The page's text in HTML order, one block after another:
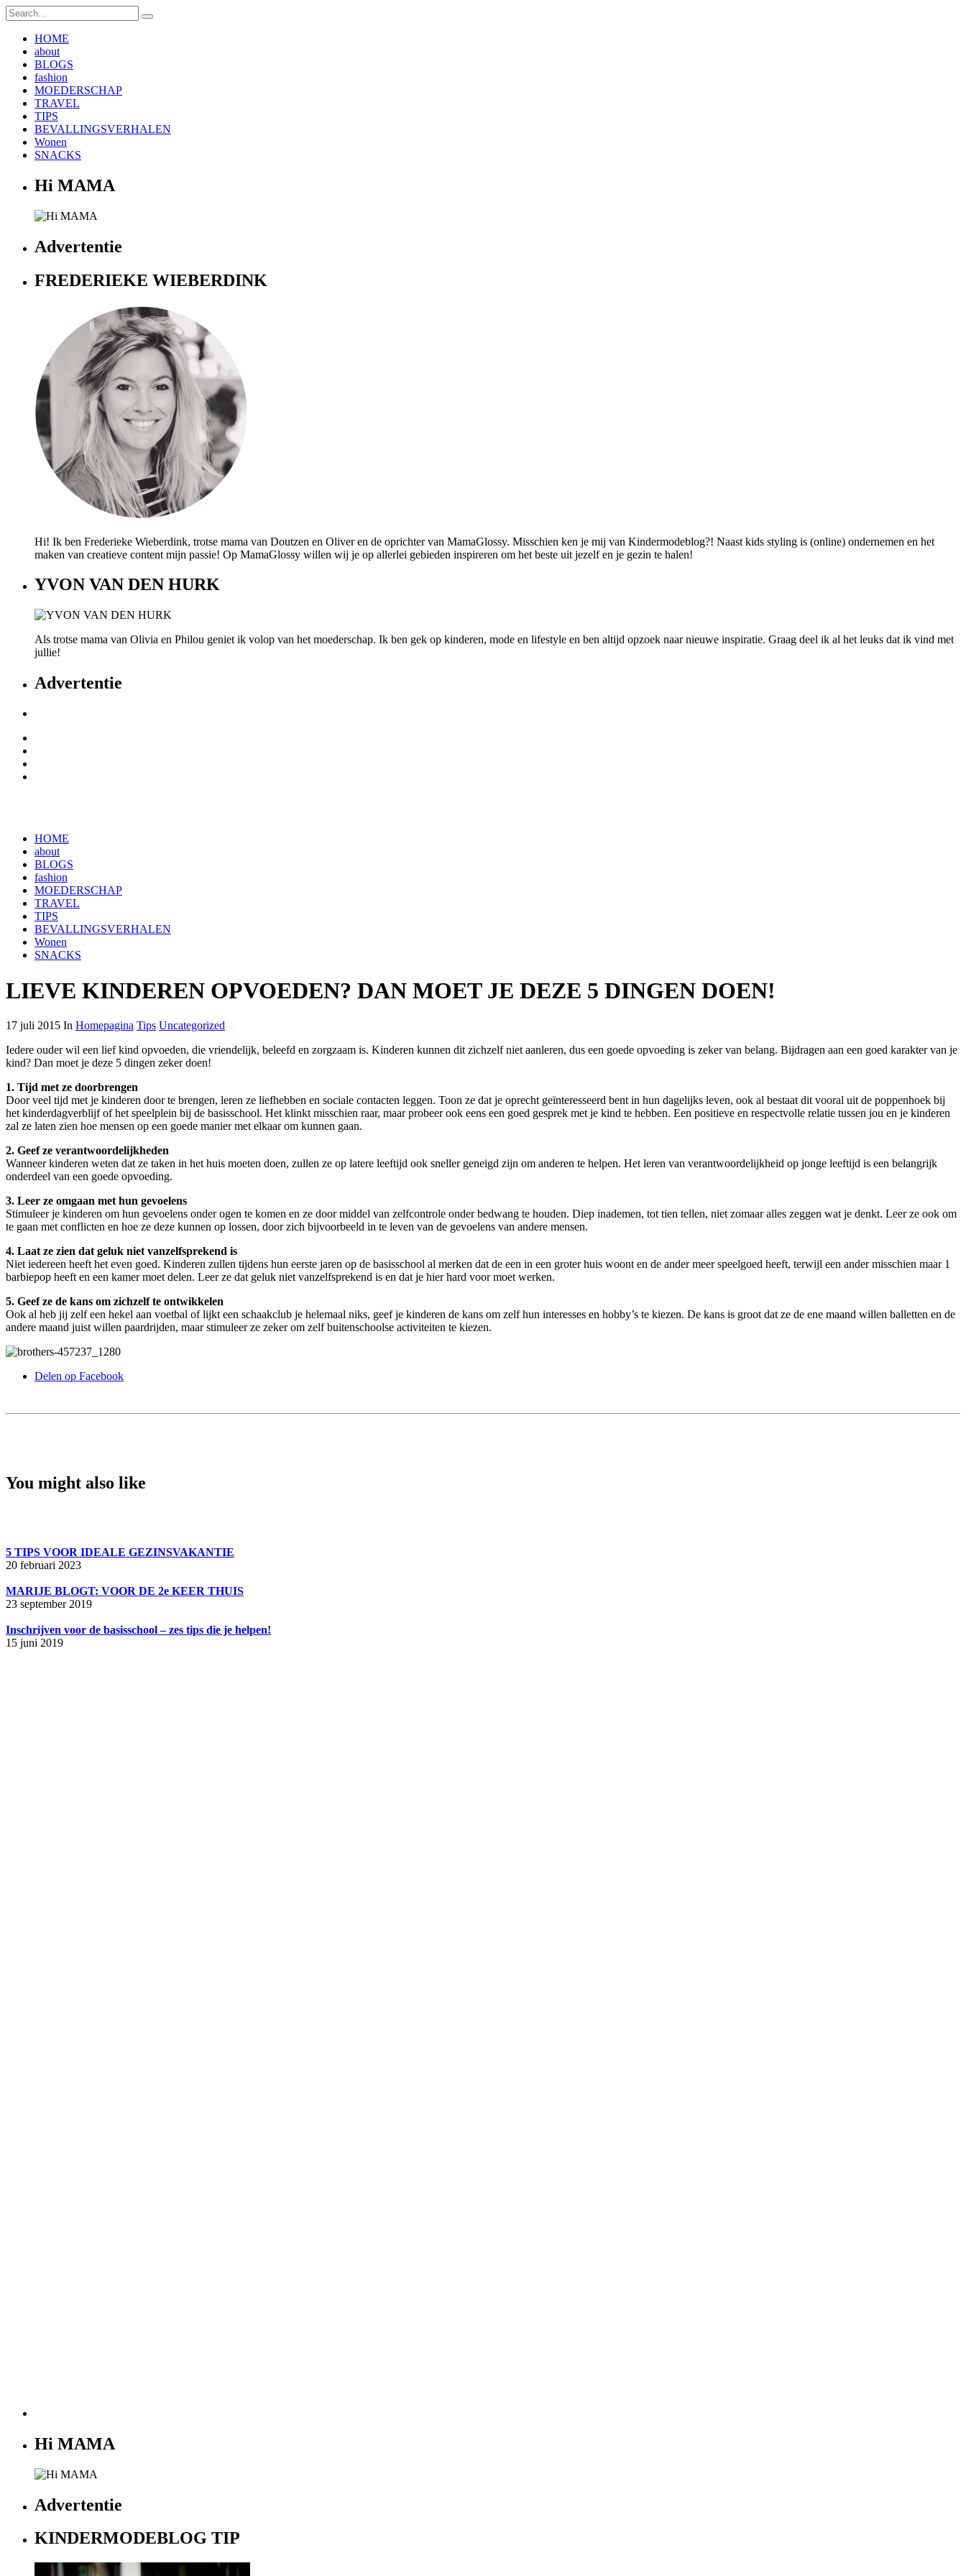
HOME
about
BLOGS
fashion
MOEDERSCHAP
TRAVEL
TIPS
BEVALLINGSVERHALEN
Wonen
SNACKS
Hi MAMA
Advertentie
FREDERIEKE WIEBERDINK
Hi! Ik ben Frederieke Wieberdink, trotse mama van Doutzen en Oliver en de oprichter van MamaGlossy. Misschien ken je mij van Kindermodeblog?! Naast kids styling is (online) ondernemen en het
maken van creatieve content mijn passie! Op MamaGlossy willen wij je op allerlei gebieden inspireren om het beste uit jezelf en je gezin te halen!
YVON VAN DEN HURK
Als trotse mama van Olivia en Philou geniet ik volop van het moederschap. Ik ben gek op kinderen, mode en lifestyle en ben altijd opzoek naar nieuwe inspiratie. Graag deel ik al het leuks dat ik vind met
jullie!
Advertentie
HOME
about
BLOGS
fashion
MOEDERSCHAP
TRAVEL
TIPS
BEVALLINGSVERHALEN
Wonen
SNACKS
LIEVE KINDEREN OPVOEDEN? DAN MOET JE DEZE 5 DINGEN DOEN!
17 juli 2015 In Homepagina Tips Uncategorized
Iedere ouder wil een lief kind opvoeden, die vriendelijk, beleefd en zorgzaam is. Kinderen kunnen dit zichzelf niet aanleren, dus een goede opvoeding is zeker van belang. Bijdragen aan een goed karakter van je
kind? Dan moet je deze 5 dingen zeker doen!
1. Tijd met ze doorbrengen
Door veel tijd met je kinderen door te brengen, leren ze liefhebben en sociale contacten leggen. Toon ze dat je oprecht geïnteresseerd bent in hun dagelijks leven, ook al bestaat dit vooral uit de poppenhoek bij
het kinderdagverblijf of het speelplein bij de basisschool. Het klinkt misschien raar, maar probeer ook eens een goed gesprek met je kind te hebben. Een positieve en respectvolle relatie tussen jou en je kinderen
zal ze laten zien hoe mensen op een goede manier met elkaar om kunnen gaan.
2. Geef ze verantwoordelijkheden
Wanneer kinderen weten dat ze taken in het huis moeten doen, zullen ze op latere leeftijd ook sneller geneigd zijn om anderen te helpen. Het leren van verantwoordelijkheid op jonge leeftijd is een belangrijk
onderdeel van een goede opvoeding.
3. Leer ze omgaan met hun gevoelens
Stimuleer je kinderen om hun gevoelens onder ogen te komen en ze door middel van zelfcontrole onder bedwang te houden. Diep inademen, tot tien tellen, niet zomaar alles zeggen wat je denkt. Leer ze ook om
te gaan met conflicten en hoe ze deze kunnen op lossen, door zich bijvoorbeeld in te leven van de gevoelens van andere mensen.
4. Laat ze zien dat geluk niet vanzelfsprekend is
Niet iedereen heeft het even goed. Kinderen zullen tijdens hun eerste jaren op de basisschool al merken dat de een in een groter huis woont en de ander meer speelgoed heeft, terwijl een ander misschien maar 1
barbiepop heeft en een kamer moet delen. Leer ze dat geluk niet vanzelfsprekend is en dat je hier hard voor moet werken.
5. Geef ze de kans om zichzelf te ontwikkelen
Ook al heb jij zelf een hekel aan voetbal of lijkt een schaakclub je helemaal niks, geef je kinderen de kans om zelf hun interesses en hobby’s te kiezen. De kans is groot dat ze de ene maand willen balletten en de
andere maand juist willen paardrijden, maar stimuleer ze zeker om zelf buitenschoolse activiteiten te kiezen.
Delen op Facebook
You might also like
5 TIPS VOOR IDEALE GEZINSVAKANTIE
20 februari 2023
MARIJE BLOGT: VOOR DE 2e KEER THUIS
23 september 2019
Inschrijven voor de basisschool – zes tips die je helpen!
15 juni 2019
Hi MAMA
Advertentie
KINDERMODEBLOG TIP